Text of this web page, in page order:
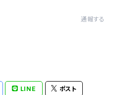
通報する
LINE ポスト